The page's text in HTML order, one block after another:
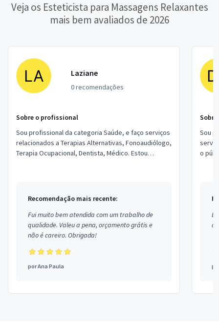
Veja os Esteticista para Massagens Relaxantes
mais bem avaliados de 2026
Laziane
0 recomendações
Sobre o profissional
Sou profissional da categoria Saúde, e faço serviços
relacionados a Terapias Alternativas, Fonoaudiólogo,
Terapia Ocupacional, Dentista, Médico. Estou
Recomendação mais recente:
Fui muito bem atendida com um trabalho de
qualidade. Valeu a pena, orçamento grátis e
não é careiro. Obrigada!
porAna Paula
Sou
serviços
o